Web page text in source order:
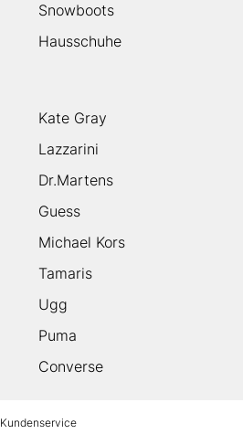
Snowboots
Hausschuhe
Kate Gray
Lazzarini
Dr.Martens
Guess
Michael Kors
Tamaris
Ugg
Puma
Converse
Kundenservice